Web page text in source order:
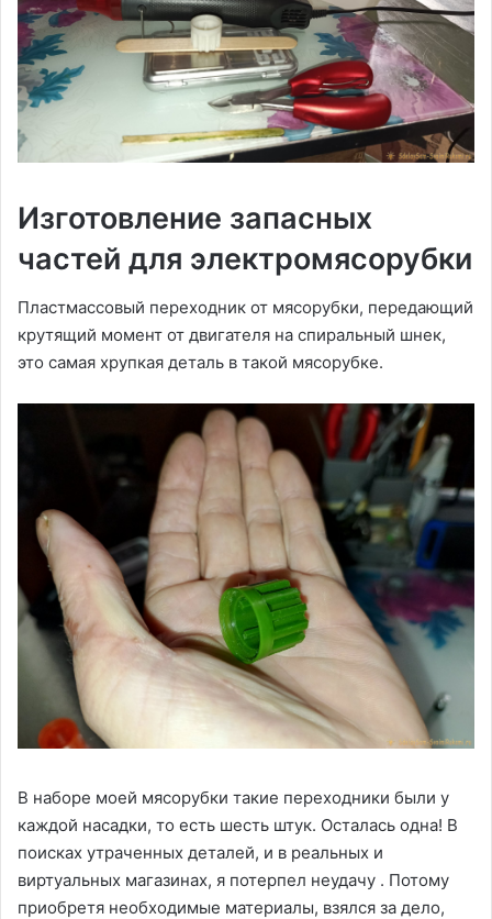
Изготовление запасных
частей для электромясорубки
Пластмассовый переходник от мясорубки, передающий
крутящий момент от двигателя на спиральный шнек,
это самая хрупкая деталь в такой мясорубке.
В наборе моей мясорубки такие переходники были у
каждой насадки, то есть шесть штук. Осталась одна! В
поисках утраченных деталей, и в реальных и
виртуальных магазинах, я потерпел неудачу . Потому
приобретя необходимые материалы, взялся за дело,